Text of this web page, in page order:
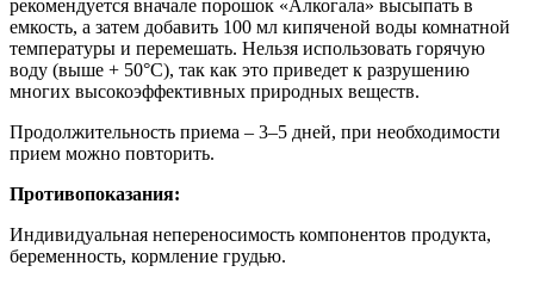
рекомендуется вначале порошок «Алкогала» высыпать в
емкость, а затем добавить 100 мл кипяченой воды комнатной
температуры и перемешать. Нельзя использовать горячую
воду (выше + 50°С), так как это приведет к разрушению
многих высокоэффективных природных веществ.
Продолжительность приема – 3–5 дней, при необходимости
прием можно повторить.
Противопоказания:
Индивидуальная непереносимость компонентов продукта,
беременность, кормление грудью.